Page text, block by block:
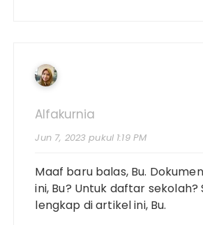
Alfakurnia
Jun 7, 2023 pukul 1:19 PM
Maaf baru balas, Bu.
ini, Bu? Untuk daftar sekolah?
lengkap di artikel ini, Bu.